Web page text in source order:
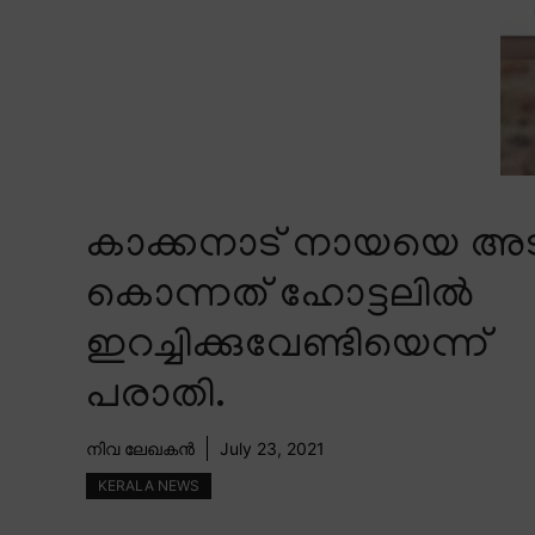
കാക്കനാട് നായയെ
കൊന്നത് ഹോട്ടലിൽ
ഇറച്ചിക്കുവേണ്ടിയെന്ന്
പരാതി.
നിവ ലേഖകൻ July 23, 2021
KERALA NEWS